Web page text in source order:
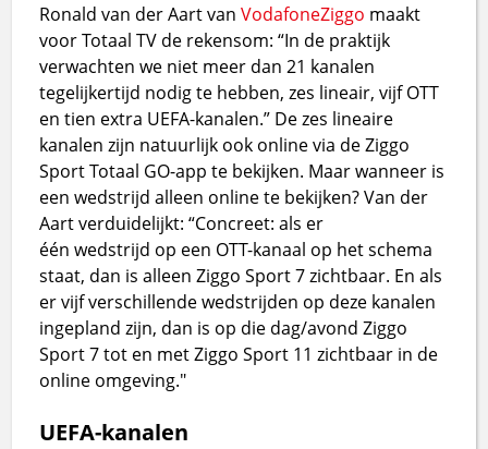
Ronald van der Aart vanVodafoneZiggo maakt
voor Totaal TV de rekensom: “In de praktijk
verwachten we niet meer dan 21 kanalen
tegelijkertijd nodig te hebben, zes lineair, vijf OTT
en tien extra UEFA-kanalen.” De zes lineaire
kanalen zijn natuurlijk ook online via de Ziggo
Sport Totaal GO-app te bekijken. Maar wanneer is
een wedstrijd alleen online te bekijken? Van der
Aart verduidelijkt: “Concreet: als er
één wedstrijd op een OTT-kanaal op het schema
staat, dan is alleen Ziggo Sport 7 zichtbaar. En als
er vijf verschillende wedstrijden op deze kanalen
ingepland zijn, dan is op die dag/avond Ziggo
Sport 7 tot en met Ziggo Sport 11 zichtbaar in de
online omgeving."
UEFA-kanalen